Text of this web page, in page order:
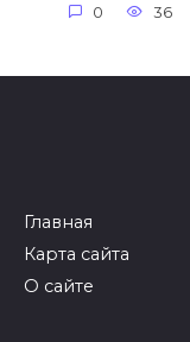
0 36
Главная
Карта сайта
О сайте